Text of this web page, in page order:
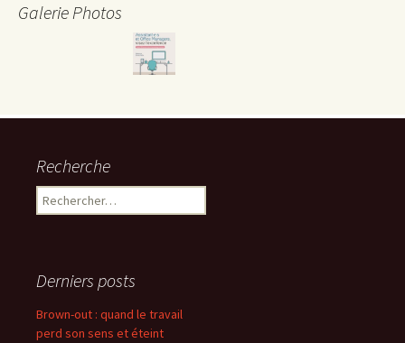
Galerie Photos
Recherche
Rechercher :
Derniers posts
Brown-out : quand le travail
perd son sens et éteint